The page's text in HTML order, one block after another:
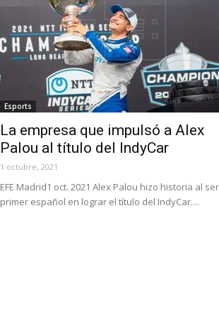
Esports
La empresa que impulsó a Alex
Palou al título del IndyCar
1 octubre, 2021
EFE Madrid1 oct. 2021 Alex Palou hizo historia al
primer español en lograr el título del IndyCar....